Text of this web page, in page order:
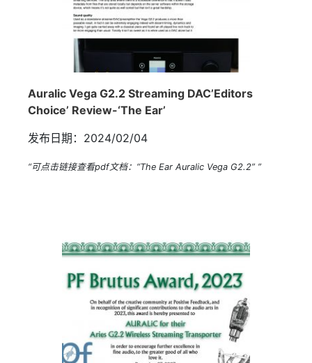
Auralic Vega G2.2 Streaming DAC’Editors
Choice’ Review-‘The Ear’
发布日期：2024/02/04
“可点击链接查看pdf文档：“The Ear Auralic Vega G2.2” ”